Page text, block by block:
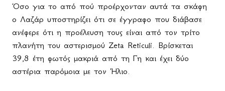
Όσο για το από πού προέρχονταν αυτά τα σκάφη
ο Λαζάρ υποστηρίζει ότι σε έγγραφο που διάβασε
ανέφερε ότι η προέλευση τους είναι από τον τρίτο
πλανήτη του αστερισμού Zeta Reticuli . Βρίσκεται
39,8 έτη φωτός μακριά από τη Γη και έχει δύο
αστέρια παρόμοια με τον Ήλιο.